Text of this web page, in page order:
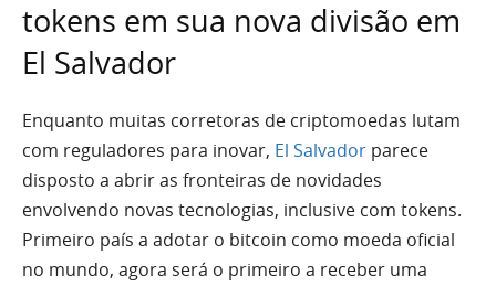
tokens em sua nova divisão em
El Salvador
Enquanto muitas corretoras de criptomoedas lutam
com reguladores para inovar, El Salvador parece
disposto a abrir as fronteiras de novidades
envolvendo novas tecnologias, inclusive com tokens.
Primeiro país a adotar o bitcoin como moeda oficial
no mundo, agora será o primeiro a receber uma